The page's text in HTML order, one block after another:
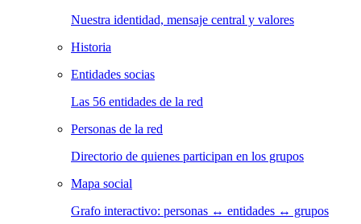
Nuestra identidad, mensaje central y valores
Historia
Entidades socias
Las 56 entidades de la red
Personas de la red
Directorio de quienes participan en los grupos
Mapa social
Grafo interactivo: personas ↔ entidades ↔ grupos